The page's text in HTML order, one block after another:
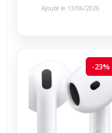
Ajouté le 13/06/2026
-23%